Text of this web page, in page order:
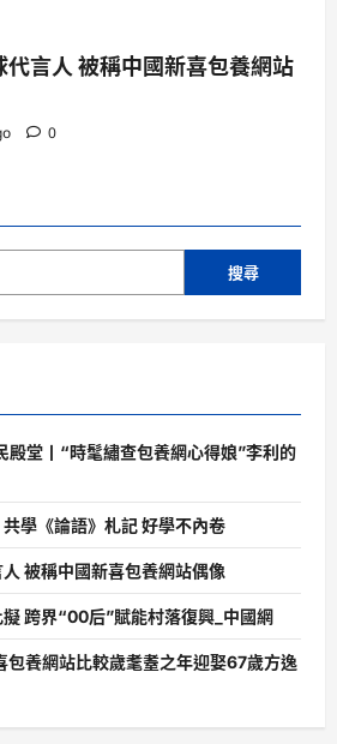
言人 被稱中國新喜包養網站
0
搜尋
殿堂丨“時髦繡查包養網心得娘”李利的
共學《論語》札記 好學不內卷
被稱中國新喜包養網站偶像
跨界“00后”賦能村落復興_中國網
包養網站比較歲耄耋之年迎娶67歲方逸